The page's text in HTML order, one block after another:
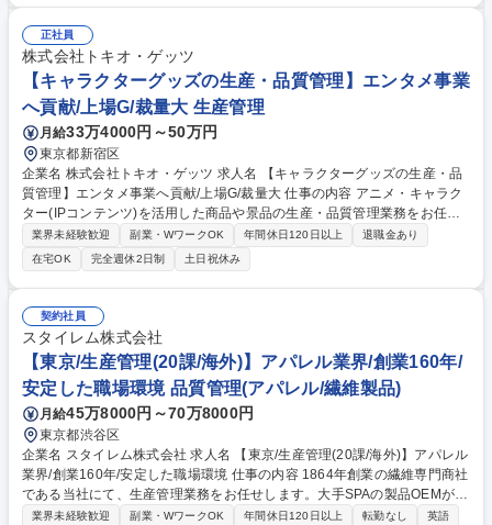
務 ■品質管理・検品作業 募集職種 【生産管理】経験が生かせるお仕事で
す/年間休日125日で福利厚生も充実◎
正社員
株式会社トキオ・ゲッツ
【キャラクターグッズの生産・品質管理】エンタメ事業
へ貢献/上場G/裁量大 生産管理
月給33万4000円～50万円
東京都新宿区
企業名 株式会社トキオ・ゲッツ 求人名 【キャラクターグッズの生産・品
質管理】エンタメ事業へ貢献/上場G/裁量大 仕事の内容 アニメ・キャラク
ター(IPコンテンツ)を活用した商品や景品の生産・品質管理業務をお任せ
します。社内の関係部署、国内外の協力工場との懸け橋となり、アイディ
アを具現化していく重要な役割を担います。 【具体的には】■生産管理：
最適な生産スケジュールおよび指示書作成、版権元やクライアントへの監
修依頼からサンプル評価までを完結、製造状況をリアルタイムで把握しス
ケジュール調整や、工場側との交渉■品質管理：不良リスク分析の実施、
および公的基準に沿った試験手配、国内外の検品体制の構築・改善■輸
入：中国工場および現地フォワーダーと連携し、出荷指示から進捗確認、
国内における流通加工の体制構築と作業指示 募集職種 【キャラクターグ
ッズの生産・品質管理】エンタメ事業へ貢献/上場G/裁量大
業界未経験歓迎 副業・WワークOK 年間休日120日以上
退職金あり
在宅OK
完全週休2日制 土日祝休み
契約社員
スタイレム株式会社
【東京/生産管理(20課/海外)】アパレル業界/創業160年/
安定した職場環境 品質管理(アパレル/繊維製品)
月給45万8000円～70万8000円
東京都渋谷区
企業名 スタイレム株式会社 求人名 【東京/生産管理(20課/海外)】アパレル
業界/創業160年/安定した職場環境 仕事の内容 1864年創業の繊維専門商社
である当社にて、生産管理業務をお任せします。大手SPAの製品OEMがメ
インの業務です。営業・生産管理・品質管理のチーム体制で、業務を遂行
業界未経験歓迎 副業・WワークOK 年間休日120日以上 転勤なし
英語